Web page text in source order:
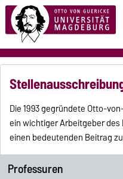
Die 1993 gegründete Otto-
ein wichtiger Arbeitgeber
einen bedeutenden Beitrag
Professuren